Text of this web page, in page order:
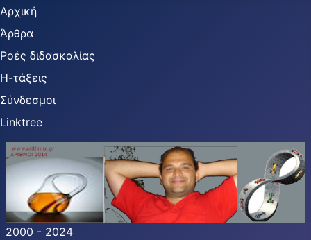
Αρχική
Άρθρα
Ροές διδασκαλίας
Η-τάξεις
Σύνδεσμοι
Linktree
2000 - 2024